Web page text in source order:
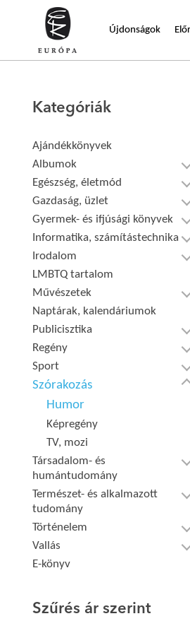
Újdonságok
Kategóriák
Ajándékkönyvek
Albumok
Egészség, életmód
Gazdaság, üzlet
Gyermek- és ifjúsági könyvek
Informatika, számítástechnika
Irodalom
LMBTQ tartalom
Művészetek
Naptárak, kalendáriumok
Publicisztika
Regény
Sport
Szórakozás
Humor
Képregény
TV, mozi
Társadalom- és
humántudomány
Természet- és alkalmazott
tudomány
Történelem
Vallás
E-könyv
Szűrés ár szerint